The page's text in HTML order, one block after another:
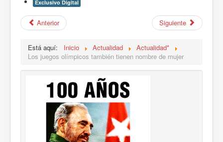
Exclusivo Digital
Anterior Siguiente
Está aquí: Inicio Actualidad
Actualidad*
Los juegos olímpicos también tienen nombre de mujer